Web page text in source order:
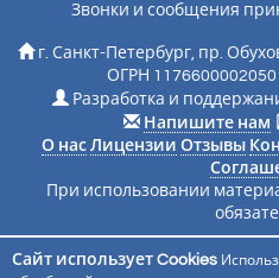
Звонки и сообщения
г. Санкт-Петербург, пр.
ОГРН
Разработка и
Напишите нам
О нас Лицензии Отзывы
При использовании
Сайт использует Cookies